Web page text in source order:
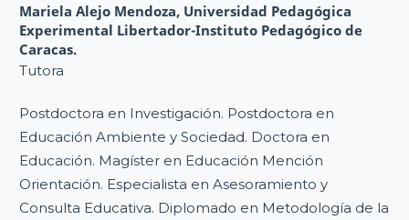
Mariela Alejo Mendoza, Universidad Pedagógica
Experimental Libertador-Instituto Pedagógico de
Caracas.
Tutora
Postdoctora en Investigación. Postdoctora en
Educación Ambiente y Sociedad. Doctora en
Educación. Magíster en Educación Mención
Orientación. Especialista en Asesoramiento y
Consulta Educativa. Diplomado en Metodología de la